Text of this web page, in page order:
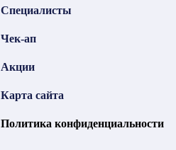
Специалисты
Чек-ап
Акции
Карта сайта
Политика конфиденциальности